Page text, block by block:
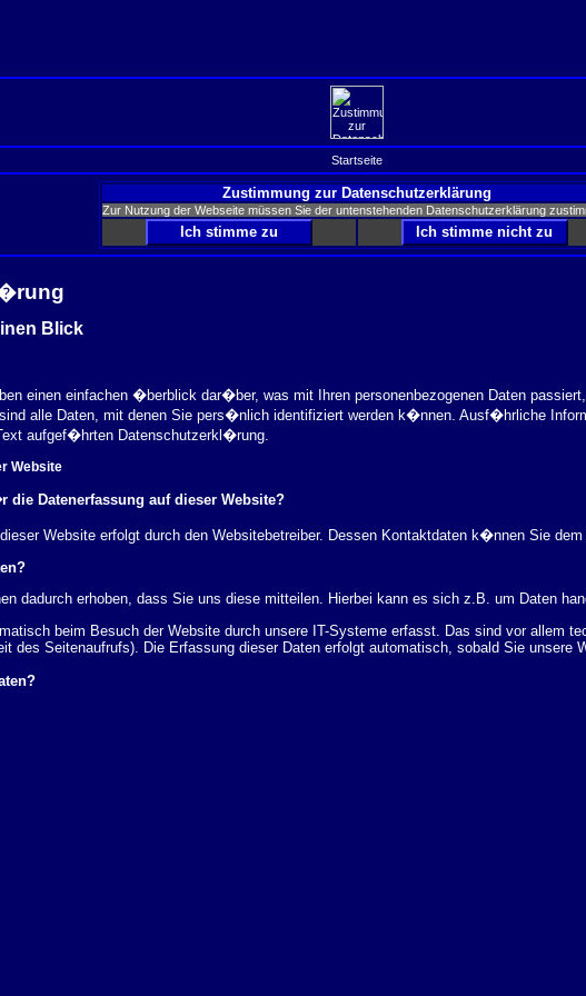
Startseite
Zustimmung zur Datenschutzerklärung
Zur Nutzung der Webseite müssen Sie der untenstehenden Datenschutzerklärung
Blick
einen einfachen �berblick dar�ber, was mit Ihren personenbezogenen Daten
alle Daten, mit denen Sie pers�nlich identifiziert werden k�nnen. Ausf�hrliche
aufgef�hrten Datenschutzerkl�rung.
Website
Datenerfassung auf dieser Website?
Website erfolgt durch den Websitebetreiber. Dessen Kontaktdaten k�nnen Sie
dadurch erhoben, dass Sie uns diese mitteilen. Hierbei kann es sich z.B. um Daten
beim Besuch der Website durch unsere IT-Systeme erfasst. Das sind vor allem
des Seitenaufrufs). Die Erfassung dieser Daten erfolgt automatisch, sobald Sie unsere